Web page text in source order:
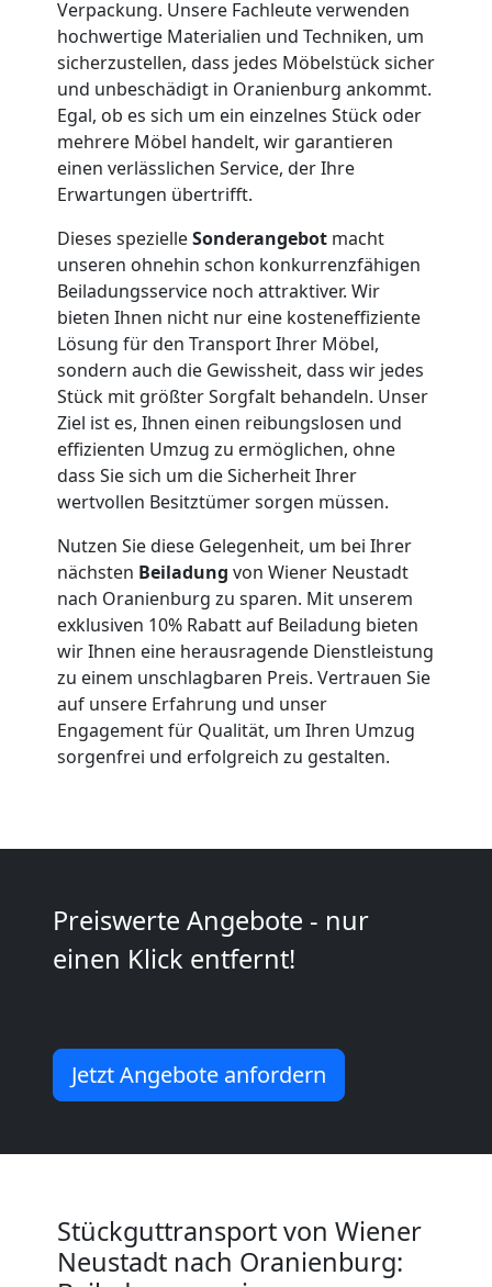
Verpackung. Unsere Fachleute verwenden
hochwertige Materialien und Techniken, um
sicherzustellen, dass jedes Möbelstück sicher
und unbeschädigt in Oranienburg ankommt.
Egal, ob es sich um ein einzelnes Stück oder
mehrere Möbel handelt, wir garantieren
einen verlässlichen Service, der Ihre
Erwartungen übertrifft.
Dieses spezielleSonderangebot macht
unseren ohnehin schon konkurrenzfähigen
Beiladungsservice noch attraktiver. Wir
bieten Ihnen nicht nur eine kosteneffiziente
Lösung für den Transport Ihrer Möbel,
sondern auch die Gewissheit, dass wir jedes
Stück mit größter Sorgfalt behandeln. Unser
Ziel ist es, Ihnen einen reibungslosen und
effizienten Umzug zu ermöglichen, ohne
dass Sie sich um die Sicherheit Ihrer
wertvollen Besitztümer sorgen müssen.
Nutzen Sie diese Gelegenheit, um bei Ihrer
nächsten Beiladung von Wiener Neustadt
nach Oranienburg zu sparen. Mit unserem
exklusiven 10% Rabatt auf Beiladung bieten
wir Ihnen eine herausragende Dienstleistung
zu einem unschlagbaren Preis. Vertrauen Sie
auf unsere Erfahrung und unser
Engagement für Qualität, um Ihren Umzug
sorgenfrei und erfolgreich zu gestalten.
Preiswerte Angebote - nur
einen Klick entfernt!
Jetzt Angebote anfordern
Stückguttransport von Wiener
Neustadt nach Oranienburg:
Büroumzug
Wiener
Neustadt
Expressumzug
Wiener
Neustadt
Tragehilfe
Wiener
Neustadt
Kleiner
Umzug
Wiener
Neustadt
Küchenumzug
Wiener
Neustadt
Umzug
Lagerung